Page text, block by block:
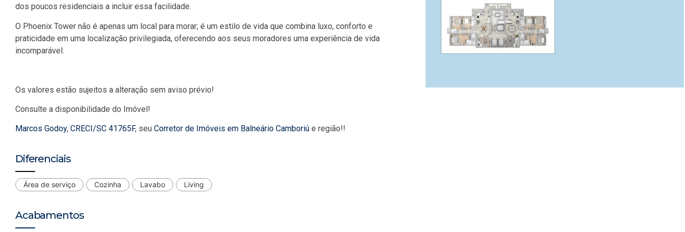
dos poucos residenciais a incluir essa facilidade.
O Phoenix Tower não é apenas um local para morar; é um estilo de vida que combina luxo, conforto e
praticidade em uma localização privilegiada, oferecendo aos seus moradores uma experiência de vida
incomparável.
Os valores estão sujeitos a alteração sem aviso prévio!
Consulte a disponibilidade do Imóvel!
Marcos Godoy, CRECI/SC 41765F, seu Corretor de Imóveis em Balneário Camboriú e região!!
Diferenciais
Área de serviço Cozinha Lavabo Living
Acabamentos